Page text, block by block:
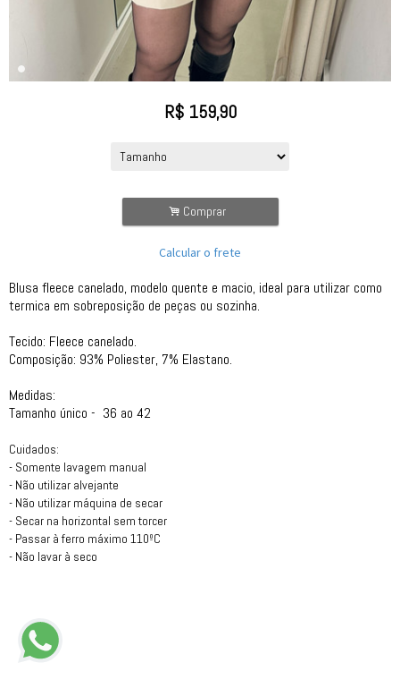
R$ 159,90
. Comprar
Calcular o frete
Blusa fleece canelado, modelo quente e macio, ideal para utilizar como
termica em sobreposição de peças ou sozinha.
Tecido: Fleece canelado.
Composição: 93% Poliester, 7% Elastano.
Medidas:
Tamanho único - 36 ao 42
Cuidados:
- Somente lavagem manual
- Não utilizar alvejante
- Não utilizar máquina de secar
- Secar na horizontal sem torcer
- Passar à ferro máximo 110ºC
- Não lavar à seco